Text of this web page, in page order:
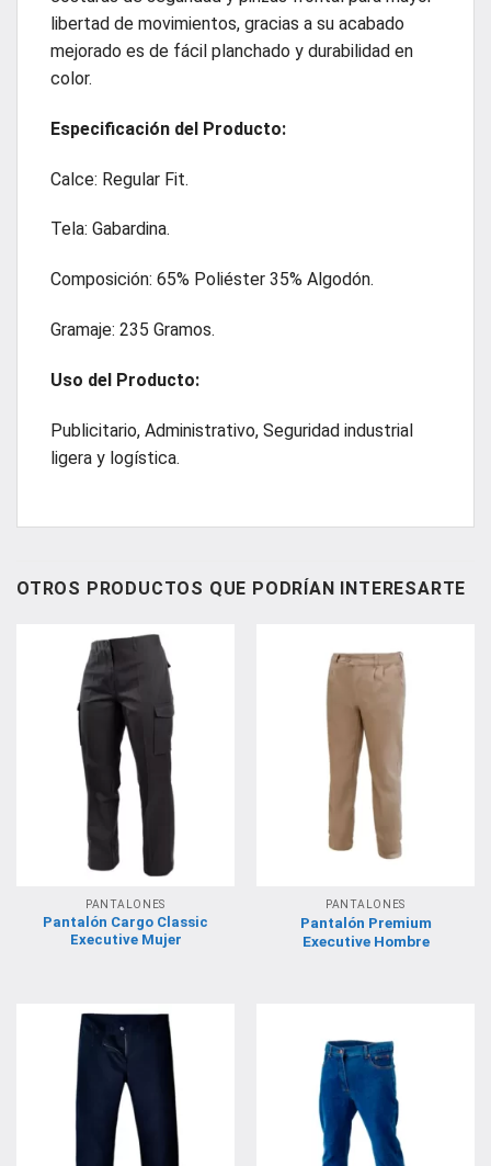
libertad de movimientos, gracias a su acabado
mejorado es de fácil planchado y durabilidad en
color.
Especificación del Producto:
Calce: Regular Fit.
Tela: Gabardina.
Composición: 65% Poliéster 35% Algodón.
Gramaje: 235 Gramos.
Uso del Producto:
Publicitario, Administrativo, Seguridad industrial
ligera y logística.
OTROS PRODUCTOS QUE PODRÍAN INTERESARTE
PANTALONES
Pantalón Cargo Classic
Executive Mujer
PANTALONES
Pantalón Premium
Executive Hombre